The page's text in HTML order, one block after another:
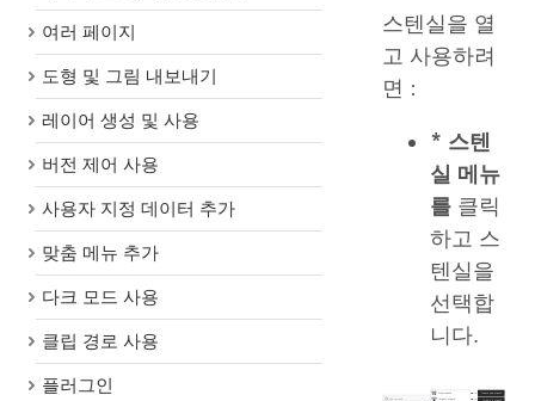
여러 페이지
도형 및 그림 내보내기
레이어 생성 및 사용
버전 제어 사용
사용자 지정 데이터 추가
맞춤 메뉴 추가
다크 모드 사용
클립 경로 사용
플러그인
스텐실을 열
고 사용하려
면 :
* 스텐
실 메뉴
를 클릭
하고 스
텐실을
선택합
니다.